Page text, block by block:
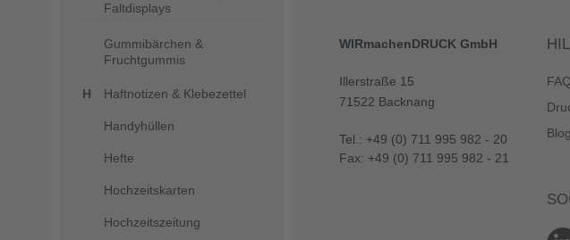
Faltdisplays
Gummibärchen &
Fruchtgummis
Haftnotizen & Klebezettel
Handyhüllen
Hefte
Hochzeitskarten
Hochzeitszeitung
WIRmachenDRUCK GmbH
Illerstraße 15
71522 Backnang
Tel.: +49 (0) 711 995 982 - 20
Fax: +49 (0) 711 995 982 - 21
Blog